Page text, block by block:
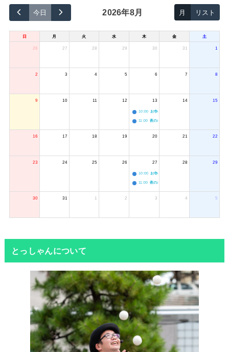
今日 2026年8月 月 リスト
日 月 火 水 木 金 土
26 27 28 29 30 31 1
2 3 4 5 6 7 8
9 10 11 12 13
10:00 お寺のジャグリング教室
11:00 夜のボードゲーム会
14 15
16 17 18 19 20 21 22
23 24 25 26 27
10:00 お寺のジャグリング教室
11:00 夜のボードゲーム会
28 29
30 31 1 2 3 4 5
とっしゃんについて